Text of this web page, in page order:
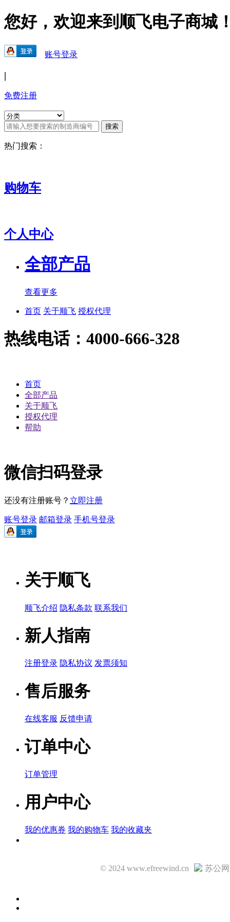
您好，欢迎来到顺飞电子商城
账号登录
|
免费注册
热门搜索：
购物车
个人中心
全部产品
查看更多
首页 关于顺飞 授权代理
热线电话：4000-666-328
首页
全部产品
关于顺飞
授权代理
帮助
微信扫码登录
还没有注册账号？ 立即注册
账号登录 邮箱登录 手机号登录
关于顺飞
顺飞介绍 隐私条款 联系我们
新人指南
注册登录 隐私协议 发票须知
售后服务
在线客服 反馈申请
订单中心
订单管理
用户中心
我的优惠券 我的购物车 我的收藏夹
© 2024 www.efreewind.cn 苏公网